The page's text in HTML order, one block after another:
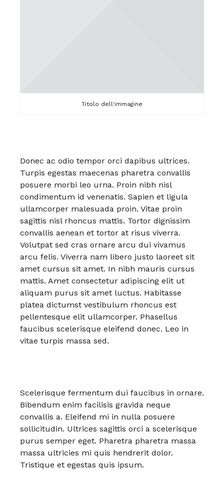
Titolo dell'immagine
Donec ac odio tempor orci dapibus ultrices.
Turpis egestas maecenas pharetra convallis
posuere morbi leo urna. Proin nibh nisl
condimentum id venenatis. Sapien et ligula
ullamcorper malesuada proin. Vitae proin
sagittis nisl rhoncus mattis. Tortor dignissim
convallis aenean et tortor at risus viverra.
Volutpat sed cras ornare arcu dui vivamus
arcu felis. Viverra nam libero justo laoreet sit
amet cursus sit amet. In nibh mauris cursus
mattis. Amet consectetur adipiscing elit ut
aliquam purus sit amet luctus. Habitasse
platea dictumst vestibulum rhoncus est
pellentesque elit ullamcorper. Phasellus
faucibus scelerisque eleifend donec. Leo in
vitae turpis massa sed.
Scelerisque fermentum dui faucibus in ornare.
Bibendum enim facilisis gravida neque
convallis a. Eleifend mi in nulla posuere
sollicitudin. Ultrices sagittis orci a scelerisque
purus semper eget. Pharetra pharetra massa
massa ultricies mi quis hendrerit dolor.
Tristique et egestas quis ipsum.